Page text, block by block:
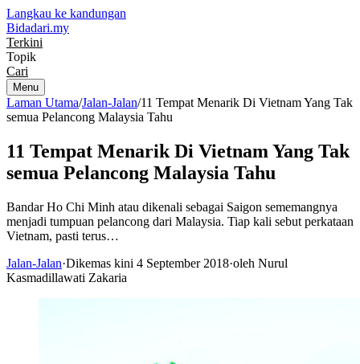
Langkau ke kandungan
Bidadari.my
Terkini
Topik
Cari
Menu
Laman Utama/Jalan-Jalan/11 Tempat Menarik Di Vietnam Yang Tak
semua Pelancong Malaysia Tahu
11 Tempat Menarik Di Vietnam Yang Tak
semua Pelancong Malaysia Tahu
Bandar Ho Chi Minh atau dikenali sebagai Saigon sememangnya
menjadi tumpuan pelancong dari Malaysia. Tiap kali sebut perkataan
Vietnam, pasti terus…
Jalan-Jalan·Dikemas kini 4 September 2018·oleh Nurul
Kasmadillawati Zakaria